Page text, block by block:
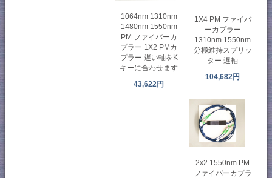
1064nm 1310nm
1480nm 1550nm
PM ファイバーカ
プラー 1X2 PMカ
プラー 遅い軸をK
キーに合わせます
43,622円
1X4 PM ファイバ
ーカプラー
1310nm 1550nm
分極維持スプリッ
ター 遅軸
104,682円
2x2 1550nm PM
ファイバーカプラ